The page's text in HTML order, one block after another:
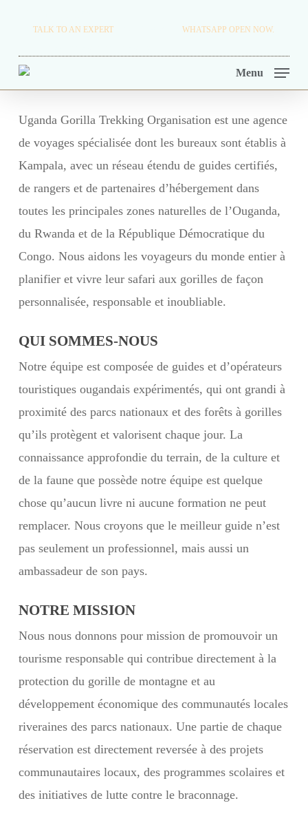
main
content
TALK TO AN EXPERT WHATSAPP OPEN NOW.
Menu
Uganda Gorilla Trekking Organisation est une agence
de voyages spécialisée dont les bureaux sont établis à
Kampala, avec un réseau étendu de guides certifiés,
de rangers et de partenaires d’hébergement dans
toutes les principales zones naturelles de l’Ouganda,
du Rwanda et de la République Démocratique du
Congo. Nous aidons les voyageurs du monde entier à
planifier et vivre leur safari aux gorilles de façon
personnalisée, responsable et inoubliable.
QUI SOMMES-NOUS
Notre équipe est composée de guides et d’opérateurs
touristiques ougandais expérimentés, qui ont grandi à
proximité des parcs nationaux et des forêts à gorilles
qu’ils protègent et valorisent chaque jour. La
connaissance approfondie du terrain, de la culture et
de la faune que possède notre équipe est quelque
chose qu’aucun livre ni aucune formation ne peut
remplacer. Nous croyons que le meilleur guide n’est
pas seulement un professionnel, mais aussi un
ambassadeur de son pays.
NOTRE MISSION
Nous nous donnons pour mission de promouvoir un
tourisme responsable qui contribue directement à la
protection du gorille de montagne et au
développement économique des communautés locales
riveraines des parcs nationaux. Une partie de chaque
réservation est directement reversée à des projets
communautaires locaux, des programmes scolaires et
des initiatives de lutte contre le braconnage.